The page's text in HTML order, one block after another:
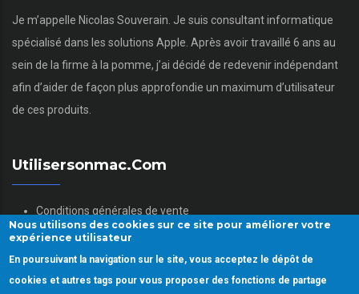
Je m’appelle Nicolas Souverain. Je suis consultant informatique
spécialisé dans les solutions Apple. Après avoir travaillé 6 ans au
sein de la firme à la pomme, j’ai décidé de redevenir indépendant
afin d’aider de façon plus approfondie un maximum d’utilisateur
de ces produits.
Utilisersonmac.com
Conditions générales de vente
Mentions légales
Politique des données personnelles
Gestion des Cookies
Nous utilisons des cookies sur ce site pour améliorer votre
expérience utilisateur
En poursuivant la navigation sur le site, vous acceptez le dépôt de
cookies et autres tags pour vous proposer des fonctions de partage